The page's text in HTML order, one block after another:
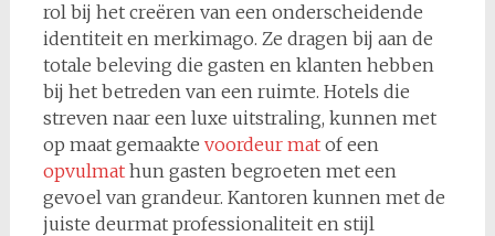
rol bij het creëren van een onderscheidende
identiteit en merkimago. Ze dragen bij aan de
totale beleving die gasten en klanten hebben
bij het betreden van een ruimte. Hotels die
streven naar een luxe uitstraling, kunnen met
op maat gemaakte voordeur matof een
opvulmat hun gasten begroeten met een
gevoel van grandeur. Kantoren kunnen met de
juiste deurmat professionaliteit en stijl